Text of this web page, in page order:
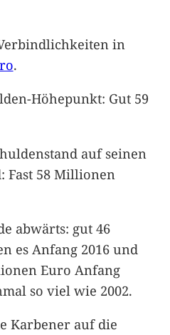
in
.
Höhepunkt: Gut 59
auf seinen
Fast 58 Millionen
abwärts: gut 46
es Anfang 2016 und
Euro Anfang
so viel wie 2002.
Karbener auf die